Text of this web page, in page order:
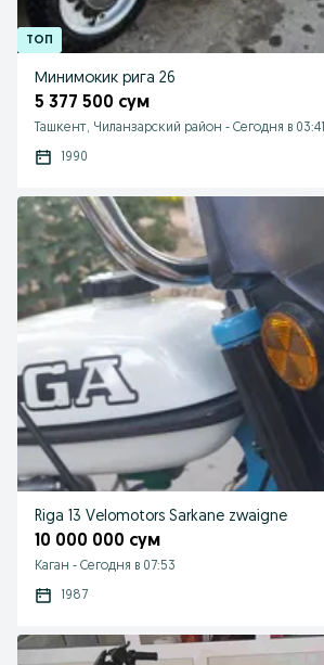
Минимокик рига 26
5 377 500 сум
Ташкент, Чиланзарский район - Сегодня в 03:41
1990
Riga 13 Velomotors Sarkane zwaigne
10 000 000 сум
Каган - Сегодня в 07:53
1987